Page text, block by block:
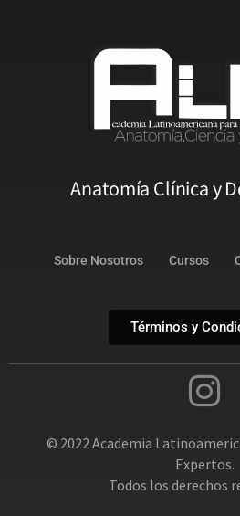
Anatomía Clínica y
Sobre Nosotros Cursos
Términos y
© 2022 Academia
Expertos.
Todos los derechos